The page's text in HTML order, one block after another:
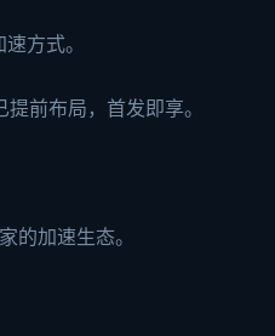
方式。
前布局，首发即享。
的加速生态。